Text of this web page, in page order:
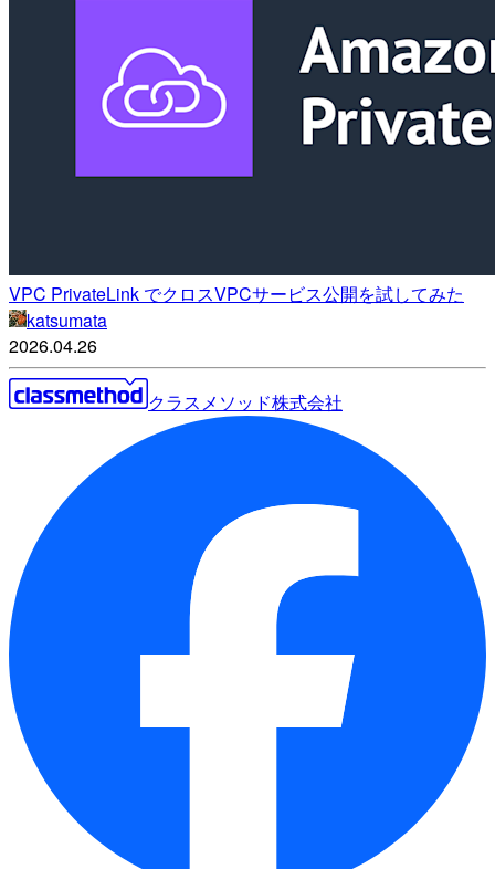
VPC PrivateLink でクロスVPCサービス公開を試してみた
katsumata
2026.04.26
クラスメソッド株式会社